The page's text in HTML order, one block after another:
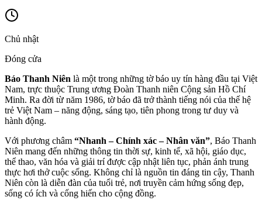
Chủ nhật
Đóng cửa
Báo Thanh Niên là một trong những tờ báo uy tín hàng đầu tại Việt
Nam, trực thuộc Trung ương Đoàn Thanh niên Cộng sản Hồ Chí
Minh. Ra đời từ năm 1986, tờ báo đã trở thành tiếng nói của thế hệ
trẻ Việt Nam – năng động, sáng tạo, tiên phong trong tư duy và
hành động.
Với phương châm “Nhanh – Chính xác – Nhân văn”, Báo Thanh
Niên mang đến những thông tin thời sự, kinh tế, xã hội, giáo dục,
thể thao, văn hóa và giải trí được cập nhật liên tục, phản ánh trung
thực hơi thở cuộc sống. Không chỉ là nguồn tin đáng tin cậy, Thanh
Niên còn là diễn đàn của tuổi trẻ, nơi truyền cảm hứng sống đẹp,
sống có ích và cống hiến cho cộng đồng.